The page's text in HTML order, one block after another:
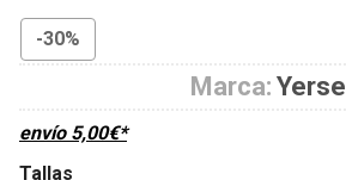
-30%
Marca: Yerse
envío 5,00€*
Tallas